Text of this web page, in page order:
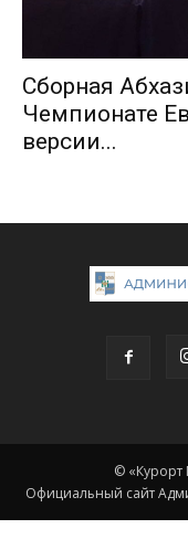
Сборная
Чемпионате
версии...
© «Курорт
Официальный сайт